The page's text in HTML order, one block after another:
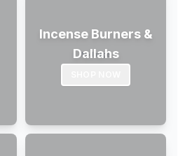
Incense Burners &
Dallahs